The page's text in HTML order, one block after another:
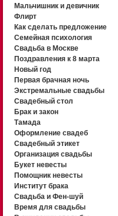
Мальчишник и девичник
Флирт
Как сделать предложение
Семейная психология
Свадьба в Москве
Поздравления к 8 марта
Новый год
Первая брачная ночь
Экстремальные свадьбы
Свадебный стол
Брак и закон
Тамада
Оформление свадеб
Свадебный этикет
Организация свадьбы
Букет невесты
Помощник невесты
Институт брака
Свадьба и Фен-шуй
Время для свадьбы